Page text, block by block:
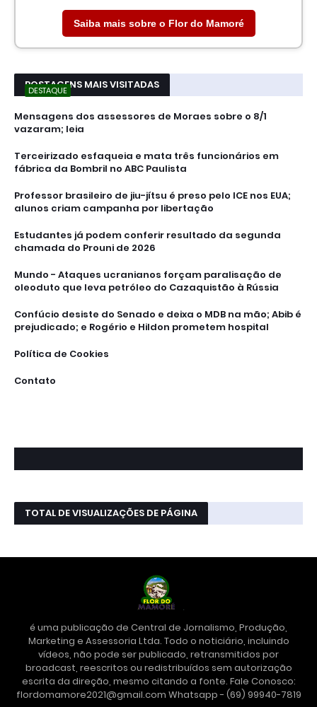
Saiba mais sobre o Flor do Mamoré
POSTAGENS MAIS VISITADAS
DESTAQUE
Mensagens dos assessores de Moraes sobre o 8/1
vazaram; leia
Terceirizado esfaqueia e mata três funcionários em
fábrica da Bombril no ABC Paulista
Professor brasileiro de jiu-jítsu é preso pelo ICE nos EUA;
alunos criam campanha por libertação
Estudantes já podem conferir resultado da segunda
chamada do Prouni de 2026
Mundo - Ataques ucranianos forçam paralisação de
oleoduto que leva petróleo do Cazaquistão à Rússia
Confúcio desiste do Senado e deixa o MDB na mão; Abib é
prejudicado; e Rogério e Hildon prometem hospital
Política de Cookies
Contato
TOTAL DE VISUALIZAÇÕES DE PÁGINA
é uma publicação de Central de Jornalismo, Produção,
Marketing e Assessoria Ltda. Todo o noticiário, incluindo
vídeos, não pode ser publicado, retransmitidos por
broadcast, reescritos ou redistribuídos sem autorização
escrita da direção, mesmo citando a fonte. Fale Conosco:
flordomamore2021@gmail.com Whatsapp - (69) 99940-7819